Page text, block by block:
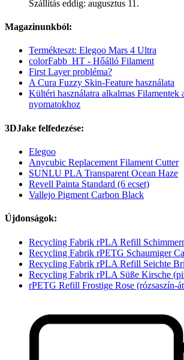
Szállítás eddig: augusztus 11.
Magazinunkból:
Termékteszt: Elegoo Mars 4 Ultra
colorFabb_HT - Hőálló Filament
First Layer probléma?
A Cura Fuzzy Skin-Feature használata
Kültéri használatra alkalmas Filamentek
nyomatokhoz
3DJake felfedezése:
Elegoo
Anycubic Replacement Filament Cutter
SUNLU PLA Transparent Ocean Haze
Revell Painta Standard (6 ecset)
Vallejo Pigment Carbon Black
Újdonságok:
Recycling Fabrik rPLA Refill
Recycling Fabrik rPETG Schaumiger
Recycling Fabrik rPLA Refill Seichte
Recycling Fabrik rPLA Süße Kirsche
rPETG Refill Frostige Rose (rózsaszín-